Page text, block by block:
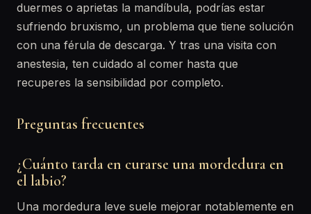
duermes o aprietas la mandíbula, podrías estar
sufriendo bruxismo, un problema que tiene solución
con una férula de descarga. Y tras una visita con
anestesia, ten cuidado al comer hasta que
recuperes la sensibilidad por completo.
Preguntas frecuentes
¿Cuánto tarda en curarse una mordedura en
el labio?
Una mordedura leve suele mejorar notablemente en